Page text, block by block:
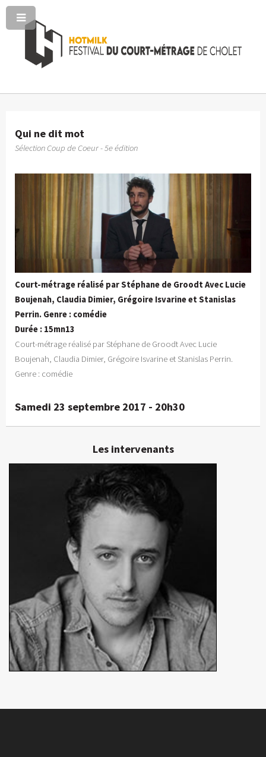
Qui ne dit mot
Sélection Coup de Coeur - 5e édition
Court-métrage réalisé par Stéphane de Groodt Avec Lucie
Boujenah, Claudia Dimier, Grégoire Isvarine et Stanislas
Perrin. Genre : comédie
Durée : 15mn13
Court-métrage réalisé par Stéphane de Groodt Avec Lucie
Boujenah, Claudia Dimier, Grégoire Isvarine et Stanislas Perrin.
Genre : comédie
Samedi 23 septembre 2017 - 20h30
Les intervenants
Stanislas Perrin